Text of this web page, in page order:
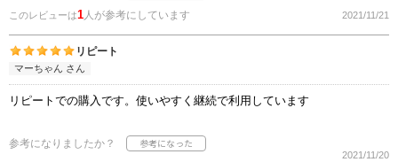
このレビューは1人が参考にしています 2021/11/21
リピート
マーちゃん さん
リピートでの購入です。使いやすく継続で利用しています
参考になりましたか？
2021/11/20